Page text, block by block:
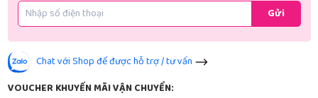
Gửi
Chat với Shop để được hỗ trợ / tư vấn
VOUCHER KHUYẾN MÃI VẬN CHUYỂN: